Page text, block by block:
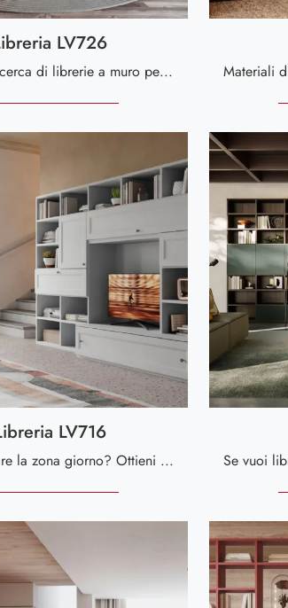
LV726
Se sei alla ricerca di librerie a muro per il soggiorno, clicca e scopri le nostre soluzioni moderne: il modello Libreria LV726 Giessegi ti attende!
LV716
Vuoi rinnovare la zona giorno? Ottieni informazioni sulle librerie classiche a muro e arreda i tuoi interni con il modello Libreria LV716.